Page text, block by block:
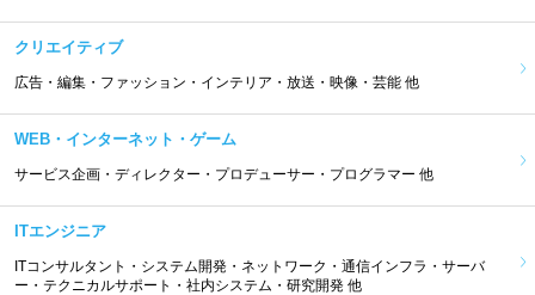
クリエイティブ
広告・編集・ファッション・インテリア・放送・映像・芸能 他
WEB・インターネット・ゲーム
サービス企画・ディレクター・プロデューサー・プログラマー 他
ITエンジニア
ITコンサルタント・システム開発・ネットワーク・通信インフラ・サーバ
ー・テクニカルサポート・社内システム・研究開発 他